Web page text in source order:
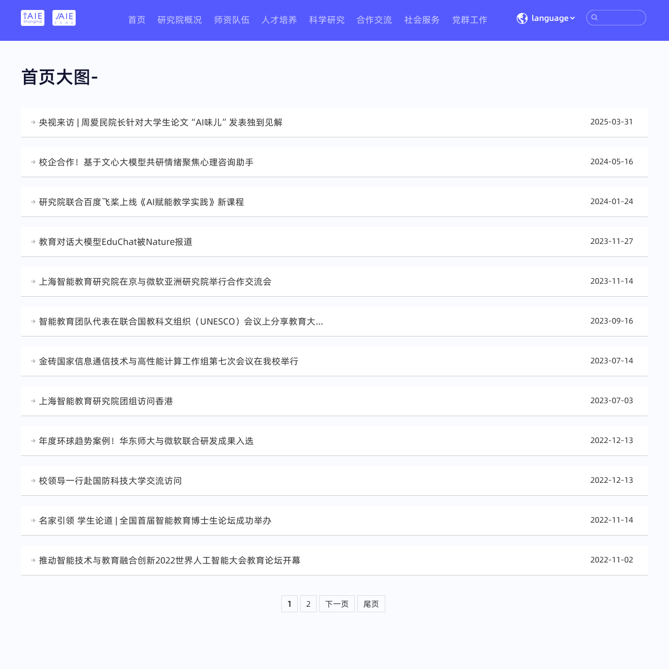
首页 研究院概况 师资队伍 人才培养 科学研究 合作交流 社会服务 党群工作
首页大图-
央视来访 | 周爱民院长针对大学生论文“AI味儿”发表独到见解 2025-03-31
校企合作！基于文心大模型共研情绪聚焦心理咨询助手 2024-05-16
研究院联合百度飞桨上线《AI赋能教学实践》新课程 2024-01-24
教育对话大模型EduChat被Nature报道 2023-11-27
上海智能教育研究院在京与微软亚洲研究院举行合作交流会 2023-11-14
智能教育团队代表在联合国教科文组织（UNESCO）会议上分享教育大... 2023-09-16
金砖国家信息通信技术与高性能计算工作组第七次会议在我校举行 2023-07-14
上海智能教育研究院团组访问香港 2023-07-03
年度环球趋势案例！华东师大与微软联合研发成果入选 2022-12-13
校领导一行赴国防科技大学交流访问 2022-12-13
名家引领 学生论道 | 全国首届智能教育博士生论坛成功举办 2022-11-14
推动智能技术与教育融合创新 2022世界人工智能大会教育论坛开幕 2022-11-02
1 2 下一页 尾页